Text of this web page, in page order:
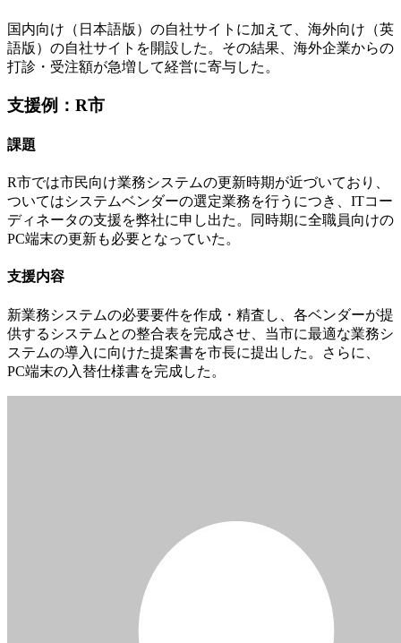
国内向け（日本語版）の自社サイトに加えて、海外向け（英
語版）の自社サイトを開設した。その結果、海外企業からの
打診・受注額が急増して経営に寄与した。
支援例：R市
課題
R市では市民向け業務システムの更新時期が近づいており、
ついてはシステムベンダーの選定業務を行うにつき、ITコー
ディネータの支援を弊社に申し出た。同時期に全職員向けの
PC端末の更新も必要となっていた。
支援内容
新業務システムの必要要件を作成・精査し、各ベンダーが提
供するシステムとの整合表を完成させ、当市に最適な業務シ
ステムの導入に向けた提案書を市長に提出した。さらに、
PC端末の入替仕様書を完成した。